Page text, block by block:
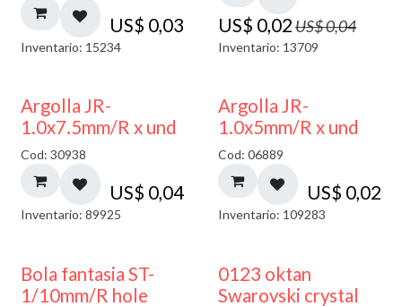
US$ 0,03
Inventario: 15234
US$ 0,02US$0,04
Inventario: 13709
Argolla JR-
1.0x7.5mm/R x und
Cod: 30938
US$ 0,04
Inventario: 89925
Argolla JR-
1.0x5mm/R x und
Cod: 06889
US$ 0,02
Inventario: 109283
Bola fantasia ST-
1/10mm/R hole
0123 oktan
Swarovski crystal